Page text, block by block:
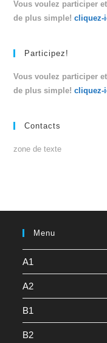
Vous voulez participer
de plus simple!cliquez-
Participez!
Vous voulez participer
de plus simple!cliquez-
Contacts
zone de texte
Menu
A1
A2
B1
B2